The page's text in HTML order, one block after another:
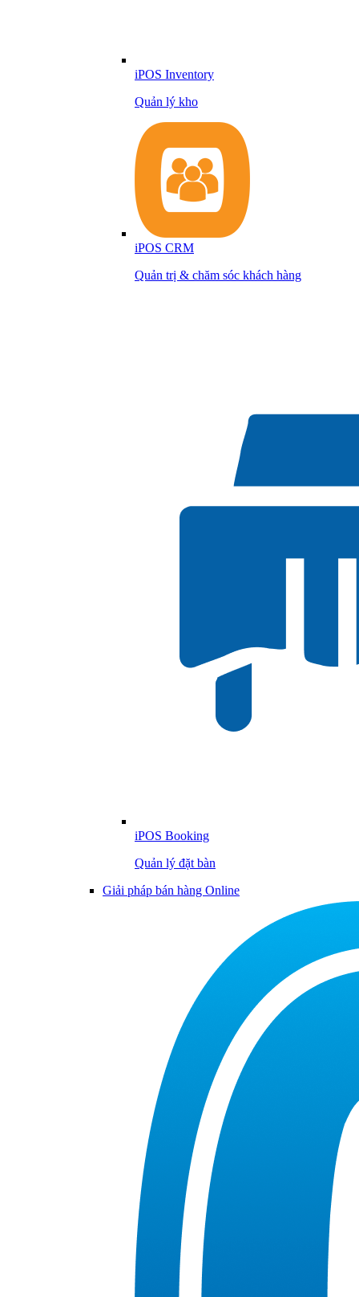
iPOS Inventory
Quản lý kho
iPOS CRM
Quản trị & chăm sóc khách hàng
iPOS Booking
Quản lý đặt bàn
Giải pháp bán hàng Online